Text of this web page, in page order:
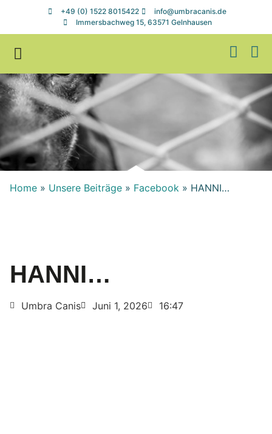
+49 (0) 1522 8015422
info@umbracanis.de
Immersbachweg 15, 63571 Gelnhausen
Home » Unsere Beiträge » Facebook » HANNI…
HANNI…
Umbra Canis Juni 1, 2026 16:47